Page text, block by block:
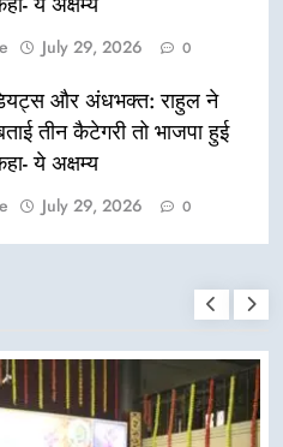
July 29, 2026 0
और अंधभक्त: राहुल ने
तीन कैटेगरी तो भाजपा हुई
ये अक्षम्य
July 29, 2026 0